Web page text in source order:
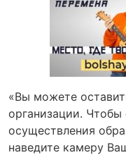
«Вы можете
организации. Чтобы
осуществления
наведите камеру